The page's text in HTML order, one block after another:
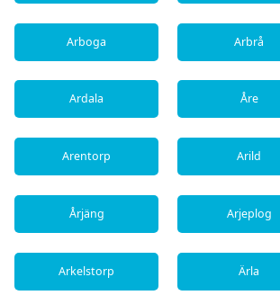
Arboga Arbrå
Ardala Åre
Arentorp Arild
Årjäng Arjeplog
Arkelstorp Ärla